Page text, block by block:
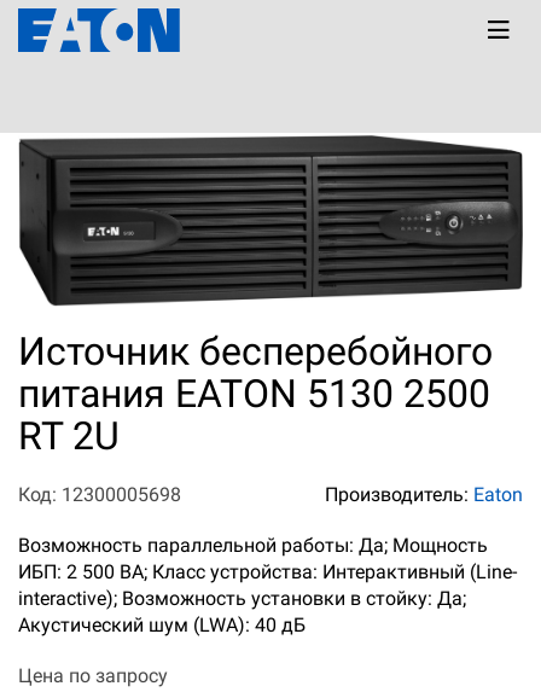
Источник бесперебойного
питания EATON 5130 2500
RT 2U
Код: 12300005698 Производитель: Eaton
Возможность параллельной работы: Да; Мощность
ИБП: 2 500 ВА; Класс устройства: Интерактивный (Line-
interactive); Возможность установки в стойку: Да;
Акустический шум (LWA): 40 дБ
Цена по запросу